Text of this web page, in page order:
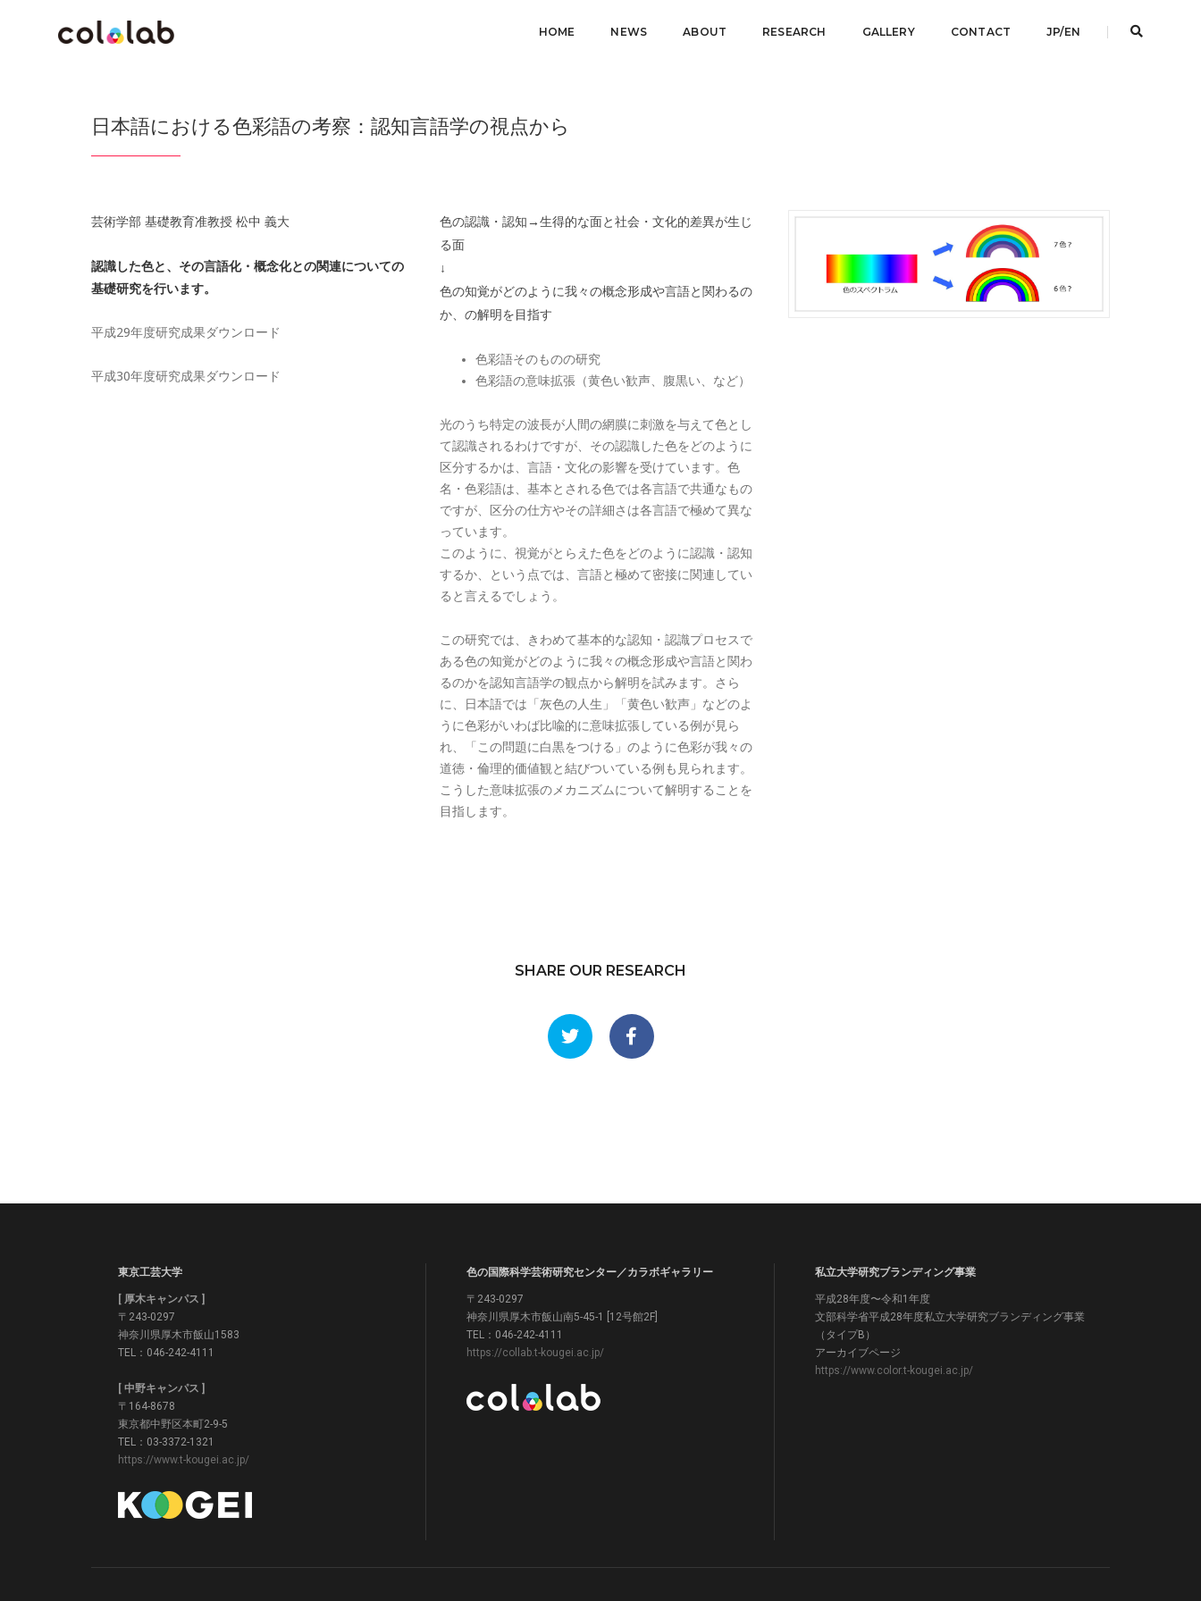
HOME NEWS ABOUT RESEARCH GALLERY CONTACT JP/EN
日本語における色彩語の考察：認知言語学の視点から
芸術学部 基礎教育准教授 松中 義大
認識した色と、その言語化・概念化との関連についての
基礎研究を行います。
平成29年度研究成果ダウンロード
平成30年度研究成果ダウンロード
色の認識・認知→生得的な面と社会・文化的差異が生じ
る面
↓
色の知覚がどのように我々の概念形成や言語と関わるの
か、の解明を目指す
色彩語そのものの研究
色彩語の意味拡張（黄色い歓声、腹黒い、など）
光のうち特定の波長が人間の網膜に刺激を与えて色とし
て認識されるわけですが、その認識した色をどのように
区分するかは、言語・文化の影響を受けています。色
名・色彩語は、基本とされる色では各言語で共通なもの
ですが、区分の仕方やその詳細さは各言語で極めて異な
っています。
このように、視覚がとらえた色をどのように認識・認知
するか、という点では、言語と極めて密接に関連してい
ると言えるでしょう。
この研究では、きわめて基本的な認知・認識プロセスで
ある色の知覚がどのように我々の概念形成や言語と関わ
るのかを認知言語学の観点から解明を試みます。さら
に、日本語では「灰色の人生」「黄色い歓声」などのよ
うに色彩がいわば比喩的に意味拡張している例が見ら
れ、「この問題に白黒をつける」のように色彩が我々の
道徳・倫理的価値観と結びついている例も見られます。
こうした意味拡張のメカニズムについて解明することを
目指します。
SHARE OUR RESEARCH
東京工芸大学
[ 厚木キャンパス ]
〒243-0297
神奈川県厚木市飯山1583
TEL：046-242-4111
[ 中野キャンパス ]
〒164-8678
東京都中野区本町2-9-5
TEL：03-3372-1321
https://www.t-kougei.ac.jp/
色の国際科学芸術研究センター／カラボギャラリー
〒243-0297
神奈川県厚木市飯山南5-45-1 [12号館2F]
TEL：046-242-4111
https://collab.t-kougei.ac.jp/
私立大学研究ブランディング事業
平成28年度〜令和1年度
文部科学省平成28年度私立大学研究ブランディング事業
（タイプB）
アーカイブページ
https://www.color.t-kougei.ac.jp/